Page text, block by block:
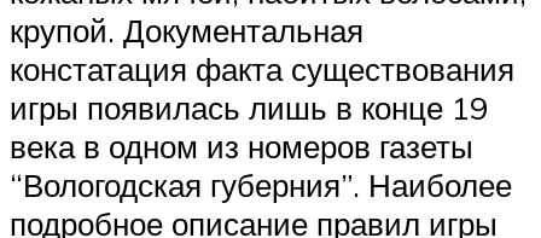
крупой. Документальная
констатация факта существования
игры появилась лишь в конце 19
века в одном из номеров газеты
“Вологодская губерния”. Наиболее
подробное описание правил игры